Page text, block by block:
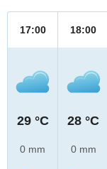
17:00
29 °C
0 mm
18:00
28 °C
0 mm